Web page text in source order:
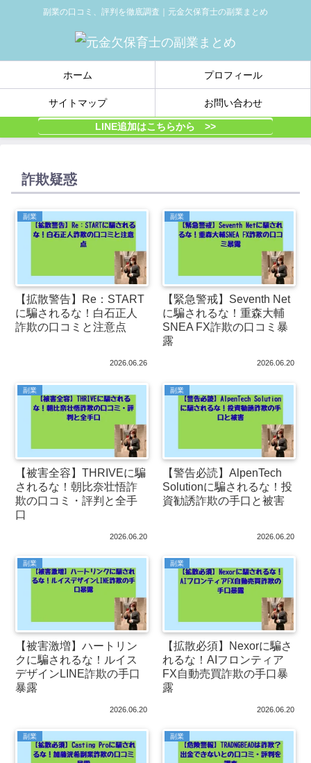
副業の口コミ、評判を徹底調査｜元金欠保育士の副業まとめ
ホーム プロフィール
サイトマップ お問い合わせ
LINE追加はこちらから >>
詐欺疑惑
副業
【拡散警告】Re：START
に騙されるな！白石正人
詐欺の口コミと注意点
2026.06.26
副業
【緊急警戒】Seventh Net
に騙されるな！重森大輔
SNEA FX詐欺の口コミ暴
露
2026.06.20
副業
【被害全容】THRIVEに騙
されるな！朝比奈壮悟詐
欺の口コミ・評判と全手
口
2026.06.20
副業
【警告必読】AlpenTech
Solutionに騙されるな！投
資勧誘詐欺の手口と被害
2026.06.20
副業
【被害激増】ハートリン
クに騙されるな！ルイス
デザインLINE詐欺の手口
暴露
2026.06.20
副業
【拡散必須】Nexorに騙さ
れるな！AIフロンティア
FX自動売買詐欺の手口暴
露
2026.06.20
副業 副業